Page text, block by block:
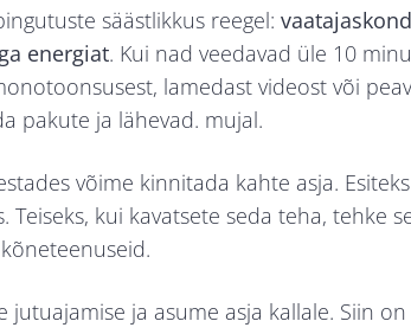
säästlikkus reegel:
energiat. Kui nad veedavad üle 10
lamedast videost või
pakute ja lähevad. mujal.
võime kinnitada kahte asja.
Teiseks, kui kavatsete seda teha, tehke
jutuajamise ja asume asja kallale. Siin